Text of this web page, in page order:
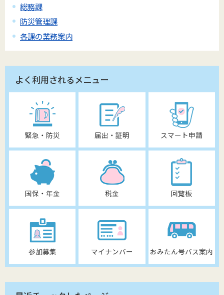
総務課
防災管理課
各課の業務案内
よく利用されるメニュー
緊急・防災 届出・証明 スマート申請
国保・年金 税金 回覧板
参加募集 マイナンバー おみたん号バス案内